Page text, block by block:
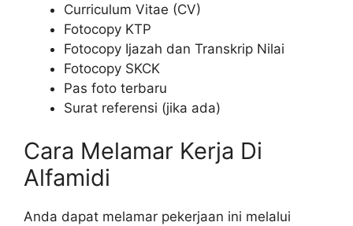
Curriculum Vitae (CV)
Fotocopy KTP
Fotocopy Ijazah dan Transkrip Nilai
Fotocopy SKCK
Pas foto terbaru
Surat referensi (jika ada)
Cara Melamar Kerja Di
Alfamidi
Anda dapat melamar pekerjaan ini melalui